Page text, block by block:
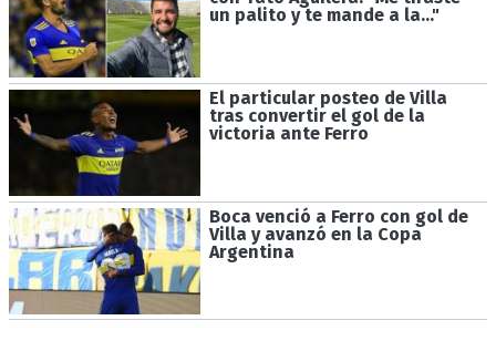
un palito y te mande a la..."
El particular posteo de Villa
tras convertir el gol de la
victoria ante Ferro
Boca venció a Ferro con gol de
Villa y avanzó en la Copa
Argentina